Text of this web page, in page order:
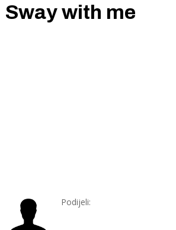
Sway with me
Podijeli: